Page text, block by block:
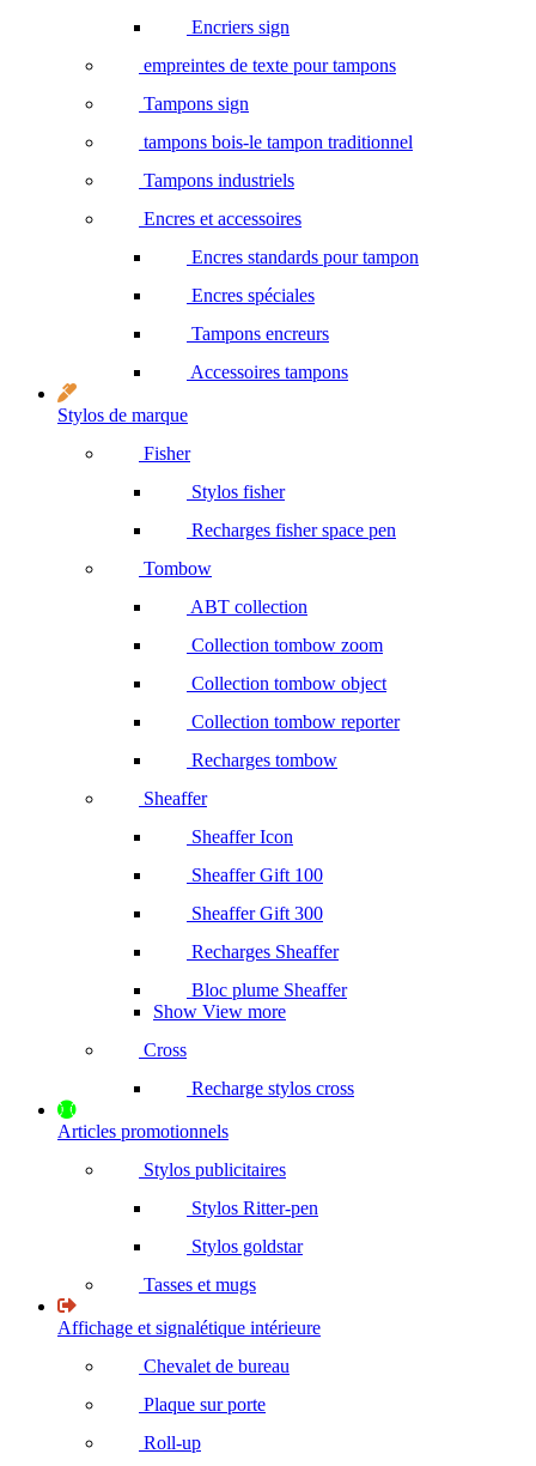
Encriers sign
empreintes de texte pour tampons
Tampons sign
tampons bois-le tampon traditionnel
Tampons industriels
Encres et accessoires
Encres standards pour tampon
Encres spéciales
Tampons encreurs
Accessoires tampons
Stylos de marque
Fisher
Stylos fisher
Recharges fisher space pen
Tombow
ABT collection
Collection tombow zoom
Collection tombow object
Collection tombow reporter
Recharges tombow
Sheaffer
Sheaffer Icon
Sheaffer Gift 100
Sheaffer Gift 300
Recharges Sheaffer
Bloc plume Sheaffer
Show View more
Cross
Recharge stylos cross
Articles promotionnels
Stylos publicitaires
Stylos Ritter-pen
Stylos goldstar
Tasses et mugs
Affichage et signalétique intérieure
Chevalet de bureau
Plaque sur porte
Roll-up